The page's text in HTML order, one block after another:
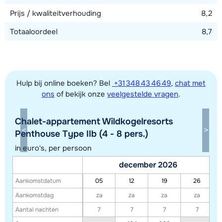
gegarandeerd worden in welk gedeelte je wordt
Toon alle accommodaties in dit gebied
Deze kaart geeft een indicatie van de ligging van onze accommodaties. De
exacte locatie kan enigszins afwijken.
Prijs / kwaliteitverhouding
8,2
Totaaloordeel
8,7
Hulp bij online boeken? Bel +31 348 43 46 49, chat met
ons of bekijk onze veelgestelde vragen.
Chalet-appartement Wildkogelresorts
Penthouse Type IIb (4 - 8 pers.)
in euro's, per persoon
Aankomstdatum
Aankomstdag
Aantal nachten
december 2026
05 12 19
26
za
za za
za
7
7 7
7